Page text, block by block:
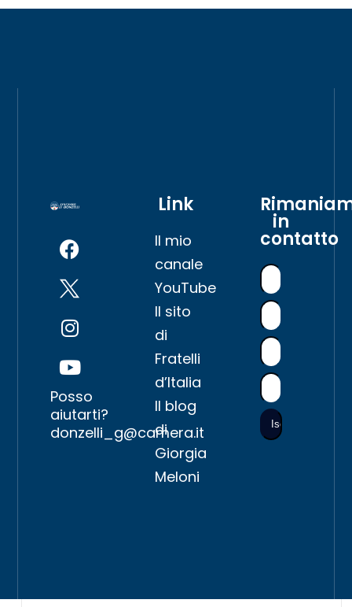
Posso
aiutarti?
donzelli_g@camera.it
Link
Il mio
canale
YouTube
Il sito
di
Fratelli
d’Italia
Il blog
di
Giorgia
Meloni
in
contatto